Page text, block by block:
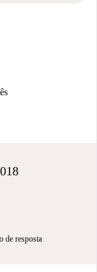
de resposta